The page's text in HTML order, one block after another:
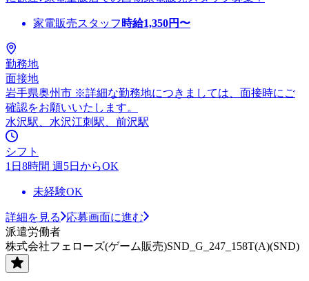
家電販売スタッフ 時給1,350円〜
勤務地
面接地
岩手県奥州市 ※詳細な勤務地につきましては、面接時にご
確認をお願いいたします。
水沢駅、水沢江刺駅、前沢駅
シフト
1日8時間 週5日からOK
未経験OK
詳細を見る
応募画面に進む
派遣労働者
株式会社フェローズ(ゲーム販売)SND_G_247_158T(A)(SND)